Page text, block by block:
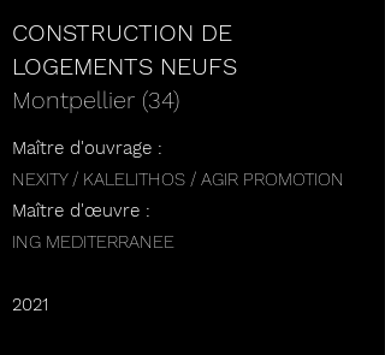
CONSTRUCTION DE
LOGEMENTS NEUFS
Montpellier (34)
Maître d'ouvrage :
NEXITY / KALELITHOS / AGIR PROMOTION
Maître d'œuvre :
ING MEDITERRANEE
2021